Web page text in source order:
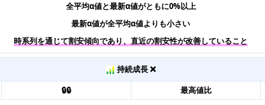
全平均α値と最新α値がともに0%以上
最新α値が全平均α値よりも小さい
時系列を通じて割安傾向であり、直近の割安性が改善していること
持続成長 ❌
🔒🔒
最高値比